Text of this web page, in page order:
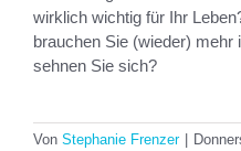
wirklich wichtig für Ihr
brauchen Sie (wieder) mehr
sehnen Sie sich?
Von Stephanie Frenzer